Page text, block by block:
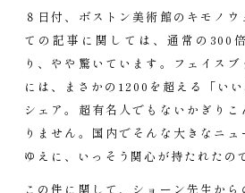
８日付、ボストン美術館のキモノ
ての記事に関しては、通常の300
り、やや驚いています。フェイス
には、まさかの1200を超える「い
シェア。超有名人でもないかぎり
りません。国内でそんな大きなニ
ゆえに、いっそう関心が持たれたの
この件に関して、ショーン先生か